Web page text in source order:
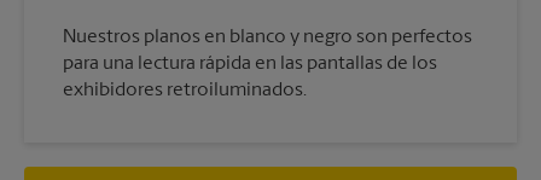
Nuestros planos en blanco y negro son perfectos
para una lectura rápida en las pantallas de los
exhibidores retroiluminados.